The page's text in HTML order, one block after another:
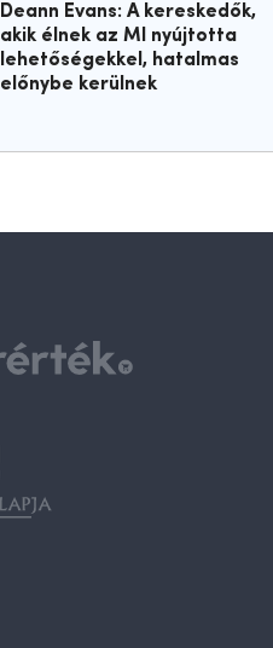
Deann Evans: A kereskedők,
akik élnek az MI nyújtotta
lehetőségekkel, hatalmas
előnybe kerülnek